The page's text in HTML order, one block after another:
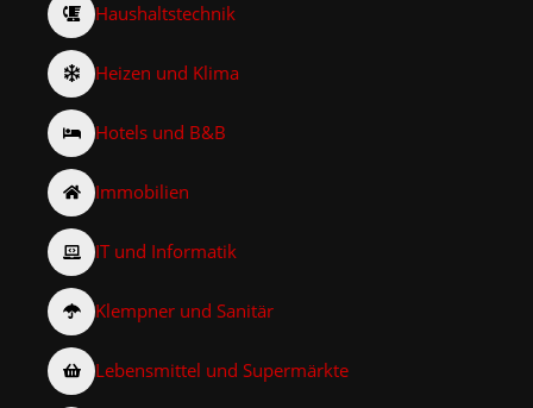
Haushaltstechnik
Heizen und Klima
Hotels und B&B
Immobilien
IT und Informatik
Klempner und Sanitär
Lebensmittel und Supermärkte